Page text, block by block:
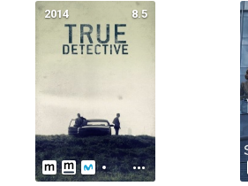
8.5
2014